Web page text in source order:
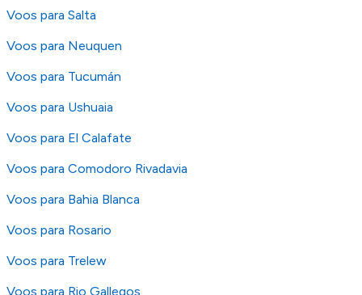
Voos para Salta
Voos para Neuquen
Voos para Tucumán
Voos para Ushuaia
Voos para El Calafate
Voos para Comodoro Rivadavia
Voos para Bahia Blanca
Voos para Rosario
Voos para Trelew
Voos para Rio Gallegos